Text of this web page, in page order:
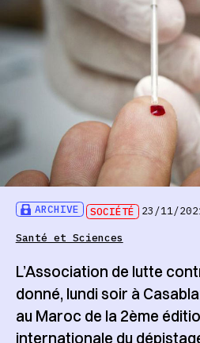
ARCHIVE SOCIÉTÉ
23/11/
Santé et Sciences
L’Association de lutte
donné, lundi soir à
au Maroc de la 2ème
internationale du